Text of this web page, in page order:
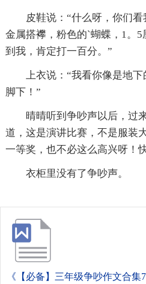
皮鞋说：“什么呀，你们
金属搭襻，粉色的`蝴蝶，1。
到我，肯定打一百分。”
上衣说：“我看你像是地
脚下！”
晴晴听到争吵声以后，过
道，这是演讲比赛，不是服装
一等奖，也不必这么高兴呀！
衣柜里没有了争吵声。
《【必备】三年级争吵作文合集7